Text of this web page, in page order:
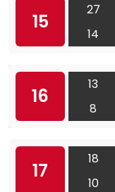
15
27
14
16
13
8
17
18
10